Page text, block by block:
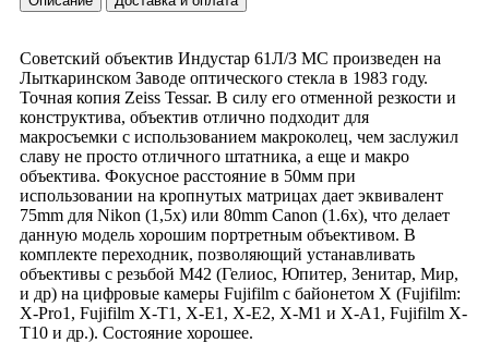
Советский объектив Индустар 61Л/З МС произведен на
Лыткаринском Заводе оптического стекла в 1983 году.
Точная копия Zeiss Tessar. В силу его отменной резкости и
конструктива, объектив отлично подходит для
макросъемки с использованием макроколец, чем заслужил
славу не просто отличного штатника, а еще и макро
объектива. Фокусное расстояние в 50мм при
использовании на кропнутых матрицах дает эквивалент
75mm для Nikon (1,5x) или 80mm Canon (1.6x), что делает
данную модель хорошим портретным объективом. В
комплекте переходник, позволяющий устанавливать
объективы с резьбой М42 (Гелиос, Юпитер, Зенитар, Мир,
и др) на цифровые камеры Fujifilm с байонетом Х (Fujifilm:
X-Pro1, Fujifilm X-T1, X-E1, X-E2, X-M1 и X-A1, Fujifilm X-
T10 и др.). Состояние хорошее.